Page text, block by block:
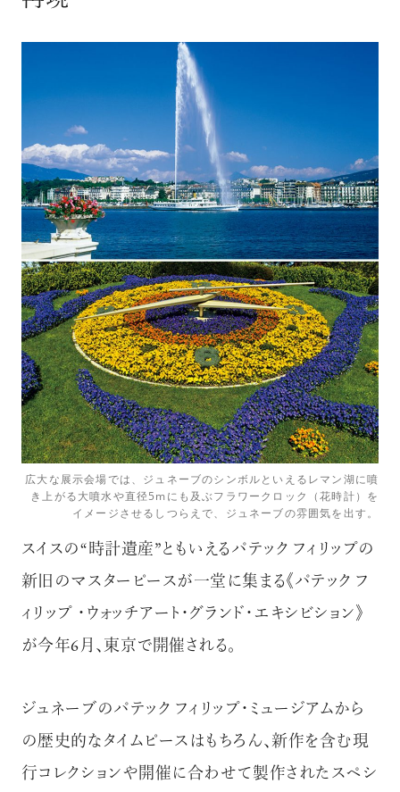
広大な展示会場では、ジュネーブのシンボルといえるレマン湖に噴
き上がる大噴水や直径5mにも及ぶフラワークロック（花時計）を
イメージさせるしつらえで、ジュネーブの雰囲気を出す。
スイスの“時計遺産”ともいえるパテック フィリップの
新旧のマスターピースが一堂に集まる《パテック フ
ィリップ ・ウォッチアート・グランド・エキシビション》
が今年6月、東京で開催される。
ジュネーブのパテック フィリップ・ミュージアムから
の歴史的なタイムピースはもちろん、新作を含む現
行コレクションや開催に合わせて製作されたスペシ